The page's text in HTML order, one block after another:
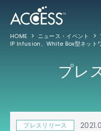
HOME ニュース・イベント
プレ
プレスリリース